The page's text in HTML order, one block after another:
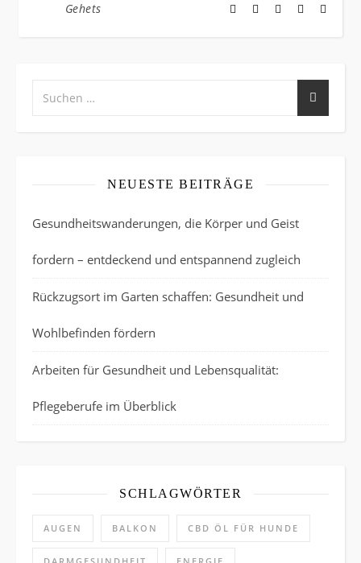
Gehets
NEUESTE BEITRÄGE
Gesundheitswanderungen, die Körper und Geist
fordern – entdeckend und entspannend zugleich
Rückzugsort im Garten schaffen: Gesundheit und
Wohlbefinden fördern
Arbeiten für Gesundheit und Lebensqualität:
Pflegeberufe im Überblick
SCHLAGWÖRTER
AUGEN BALKON CBD ÖL FÜR HUNDE